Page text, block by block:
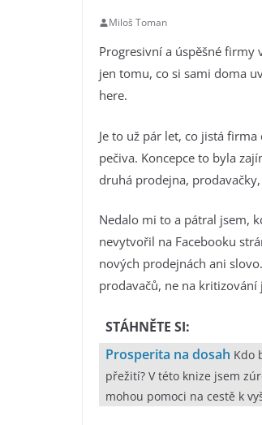
Miloš Toman
Progresivní a úspěšné firmy
jen tomu, co si sami doma
here.
Je to už pár let, co jistá
pečiva. Koncepce to byla
druhá prodejna,
Nedalo mi to a pátral jsem,
nevytvořil na Facebooku
nových prodejnách ani
prodavačů, ne na
STÁHNĚTE SI:
Prosperita na dosah Kdo
přežití? V této knize jsem
mohou pomoci na cestě k